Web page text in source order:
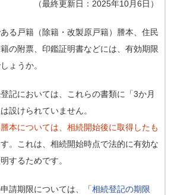
（最終更新日：2025年10月6日）
る戸籍（除籍・改製原戸籍）謄本、住民
の附票、印鑑証明書などには、有効期限
ょうか。
記においては、これらの書類に「3か月
設けられていません。
本については、相続開始後に取得したも
。これは、相続開始時点で法的に有効な
するためです。
請期限については、「相続登記の期限